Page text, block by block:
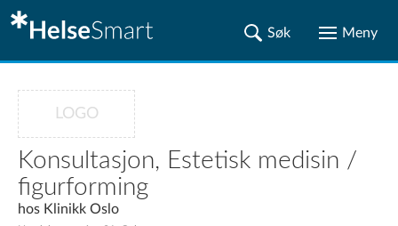
LOGO
Konsultasjon, Estetisk medisin /
figurforming
hos Klinikk Oslo